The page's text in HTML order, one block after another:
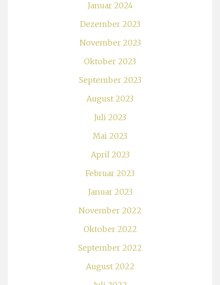
Januar 2024
Dezember 2023
November 2023
Oktober 2023
September 2023
August 2023
Juli 2023
Mai 2023
April 2023
Februar 2023
Januar 2023
November 2022
Oktober 2022
September 2022
August 2022